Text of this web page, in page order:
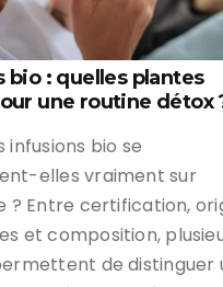
bio : quelles plantes
une routine détox
infusions bio se
elles vraiment sur
? Entre certification,
et composition,
de distinguer